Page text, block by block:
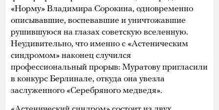
«Норму» Владимира Сорокина, одновременно
описывавшие, воспевавшие и уничтожавшие
рушившуюся на глазах советскую вселенную.
Неудивительно, что именно с «Астеническим
синдромом» наконец случился
профессиональный прорыв: Муратову пригласили
в конкурс Берлинале, откуда она увезла
заслуженного «Серебряного медведя».